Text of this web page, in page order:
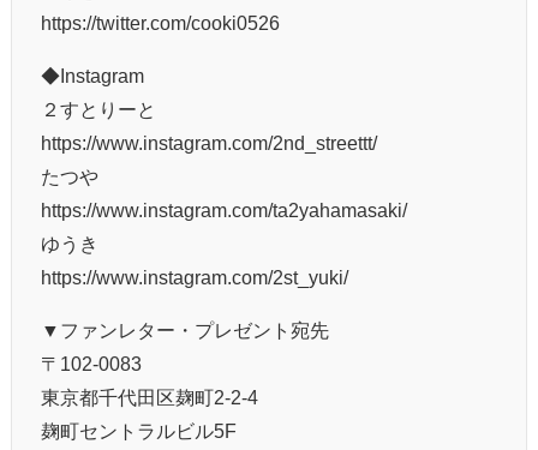
https://twitter.com/cooki0526
◆Instagram
２すとりーと
https://www.instagram.com/2nd_streettt/
たつや
https://www.instagram.com/ta2yahamasaki/
ゆうき
https://www.instagram.com/2st_yuki/
▼ファンレター・プレゼント宛先
〒102-0083
東京都千代田区麹町2-2-4
麹町セントラルビル5F